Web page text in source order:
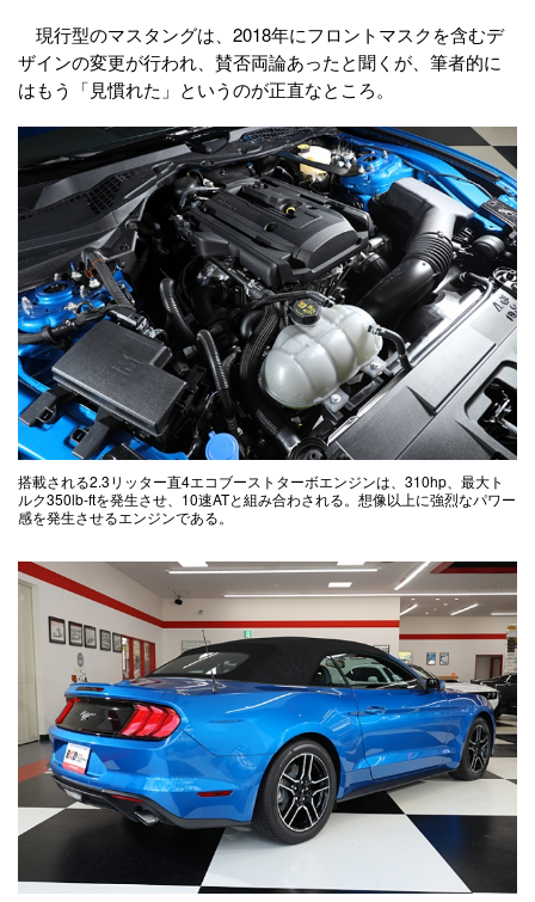
現行型のマスタングは、2018年にフロントマスクを含むデ
ザインの変更が行われ、賛否両論あったと聞くが、筆者的に
はもう「見慣れた」というのが正直なところ。
搭載される2.3リッター直4エコブーストターボエンジンは、310hp、最大ト
ルク350lb-ftを発生させ、10速ATと組み合わされる。想像以上に強烈なパワー
感を発生させるエンジンである。